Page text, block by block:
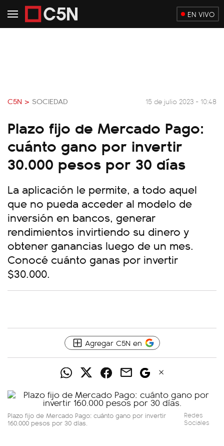
EN VIVO
C5N > SOCIEDAD 15 de julio 2023 - 10:48
Plazo fijo de Mercado Pago:
cuánto gano por invertir
30.000 pesos por 30 días
La aplicación le permite, a todo aquel
que no pueda acceder al modelo de
inversión en bancos, generar
rendimientos invirtiendo su dinero y
obtener ganancias luego de un mes.
Conocé cuánto ganas por invertir
$30.000.
Agregar C5N en
Plazo fijo de Mercado Pago: cuánto gano por invertir
160.000 pesos por 30 días.
Redes
Sociales